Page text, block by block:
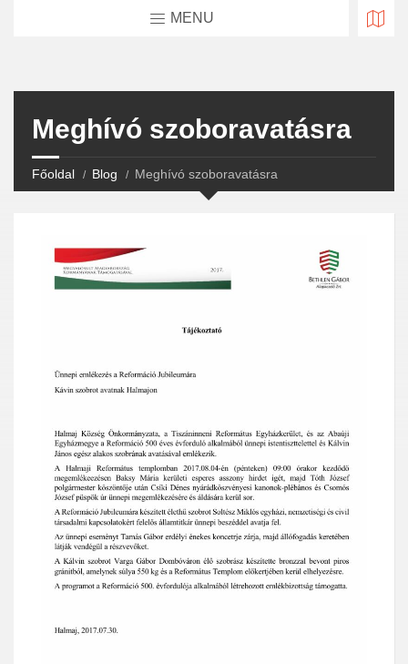
MENU
Meghívó szoboravatásra
Főoldal Blog Meghívó szoboravatásra